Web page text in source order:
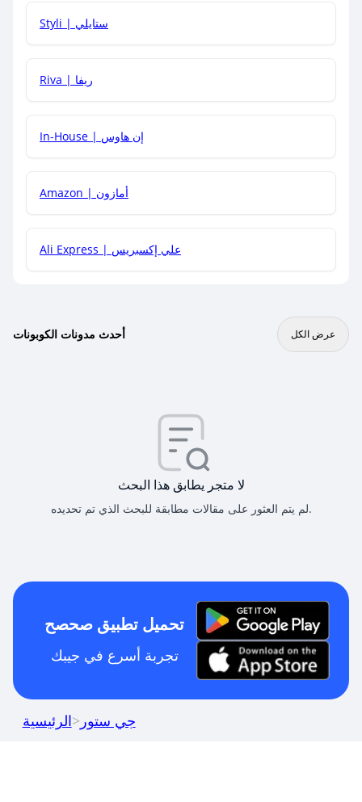
هل يمكنني جمع كود خصم مع العروض الأخرى؟
Styli | ستايلي
Riva | ريفا
In-House | إن هاوس
Amazon | أمازون
Ali Express | علي إكسبريس
أحدث مدونات الكوبونات عرض الكل
لا متجر يطابق هذا البحث
لم يتم العثور على مقالات مطابقة للبحث الذي تم تحديده.
تحميل تطبيق صحصح
تجربة أسرع في جيبك
الرئيسية> جي ستور